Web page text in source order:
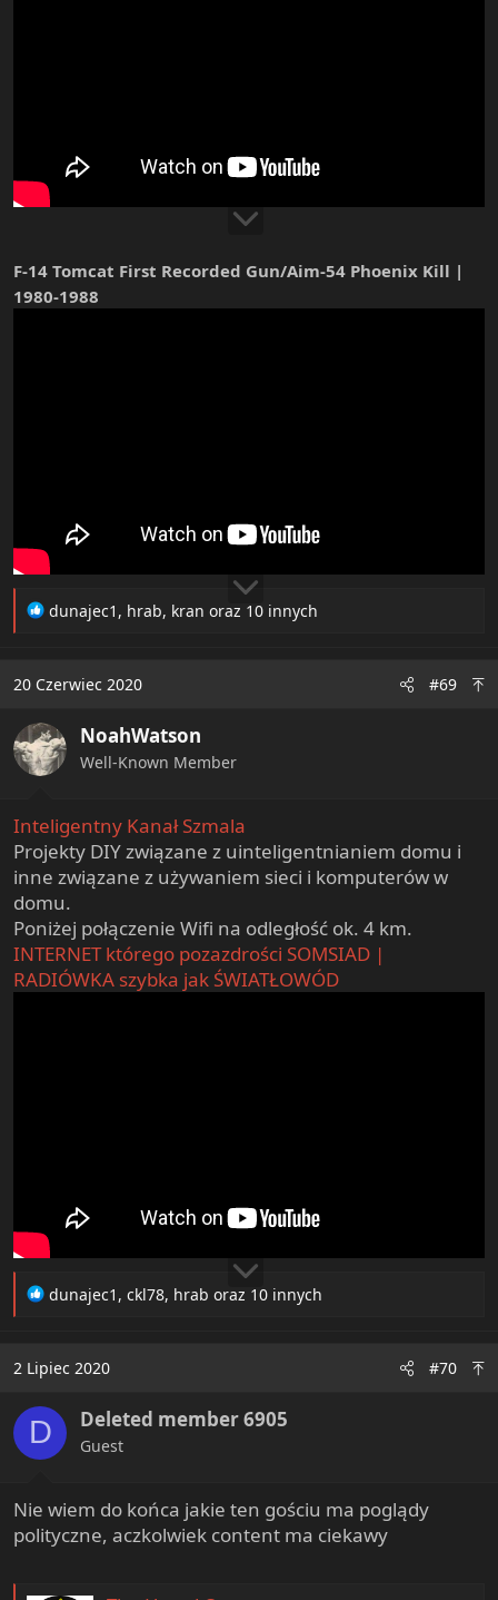
F-14 Tomcat First Recorded Gun/Aim-54 Phoenix Kill |
1980-1988
R
t
o
n
s
dunajec1 , hrab, kran oraz 10 innych
20 Czerwiec 2020 #69
NoahWatson
Well-Known Member
Inteligentny Kanał Szmala
Projekty DIY związane z uinteligentnianiem domu i
inne związane z używaniem sieci i komputerów w
domu.
Poniżej połączenie Wifi na odległość ok. 4 km.
INTERNET którego pozazdrości SOMSIAD |
RADIÓWKA szybka jak ŚWIATŁOWÓD
R
t
o
n
s
dunajec1 , ckl78, hrab oraz 10 innych
2 Lipiec 2020 #70
D Deleted member 6905
Guest
Nie wiem do końca jakie ten gościu ma poglądy
polityczne, aczkolwiek content ma ciekawy